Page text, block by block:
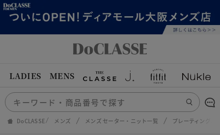
LADIES MENS
DoCLASSE メンズ メンズ セーター・ニット一覧 プレーティングニ